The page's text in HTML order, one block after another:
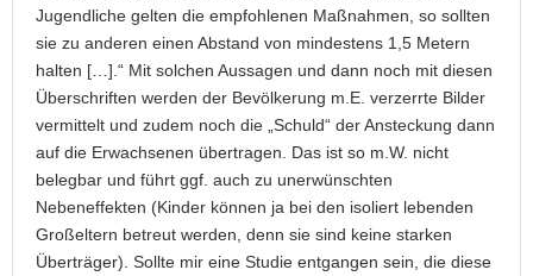
Jugendliche gelten die empfohlenen Maßnahmen, so sollten
sie zu anderen einen Abstand von mindestens 1,5 Metern
halten […].“ Mit solchen Aussagen und dann noch mit diesen
Überschriften werden der Bevölkerung m.E. verzerrte Bilder
vermittelt und zudem noch die „Schuld“ der Ansteckung dann
auf die Erwachsenen übertragen. Das ist so m.W. nicht
belegbar und führt ggf. auch zu unerwünschten
Nebeneffekten (Kinder können ja bei den isoliert lebenden
Großeltern betreut werden, denn sie sind keine starken
Überträger). Sollte mir eine Studie entgangen sein, die diese